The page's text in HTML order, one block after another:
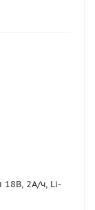
18В, 2А/ч, Li-